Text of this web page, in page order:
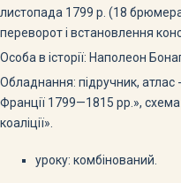
листопада 1799 р. (18
переворот і встановлення
Особа в історії: Наполеон
Обладнання: підручник, атлас
Франції 1799—1815 рр.», схе­ма
коаліції».
уроку: комбінований.